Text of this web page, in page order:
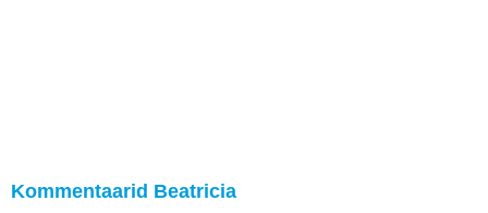
Kommentaarid Beatricia